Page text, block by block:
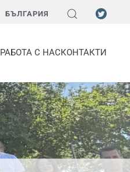
БЪЛГАРИЯ
РАБОТА С НАСКОНТАКТИ